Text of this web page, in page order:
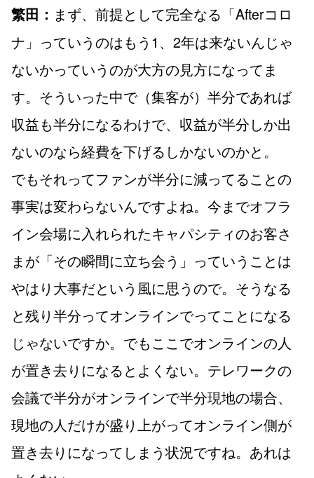
繁田： まず、前提として完全なる「Afterコロ
ナ」っていうのはもう1、2年は来ないんじゃ
ないかっていうのが大方の見方になってま
す。そういった中で（集客が）半分であれば
収益も半分になるわけで、収益が半分しか出
ないのなら経費を下げるしかないのかと。
でもそれってファンが半分に減ってることの
事実は変わらないんですよね。今までオフラ
イン会場に入れられたキャパシティのお客さ
まが「その瞬間に立ち会う」っていうことは
やはり大事だという風に思うので。そうなる
と残り半分ってオンラインでってことになる
じゃないですか。でもここでオンラインの人
が置き去りになるとよくない。テレワークの
会議で半分がオンラインで半分現地の場合、
現地の人だけが盛り上がってオンライン側が
置き去りになってしまう状況ですね。あれは